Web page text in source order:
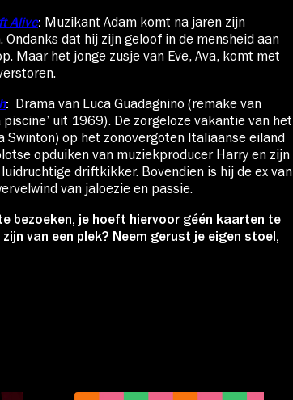
Alive: Muzikant Adam komt na jaren zijn
dat hij zijn geloof in de mensheid aan
Maar het jonge zusje van Eve, Ava, komt met
: Drama van Luca Guadagnino (remake van
uit 1969). De zorgeloze vakantie van het
op het zonovergoten Italiaanse eiland
opduiken van muziekproducer Harry en zijn
driftkikker. Bovendien is hij de ex van
van jaloezie en passie.
bezoeken, je hoeft hiervoor géén kaarten te
van een plek? Neem gerust je eigen stoel,